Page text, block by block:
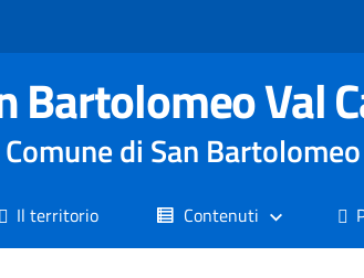
Bartolomeo Val
di San
Il territorio Contenuti